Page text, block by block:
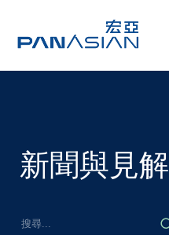
新聞與見解